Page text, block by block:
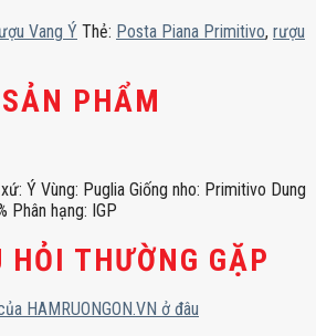
Vang Ý Thẻ: Posta Piana Primitivo, rượu
PHẨM
Ý Vùng: Puglia Giống nho: Primitivo Dung
Phân hạng: IGP
HỎI THƯỜNG GẶP
HAMRUONGON.VN ở đâu